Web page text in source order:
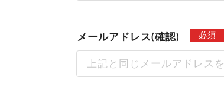
メールアドレス(確認) 必須